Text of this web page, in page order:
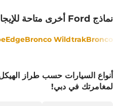
نماذج Ford أخرى متاحة للإيجار في دبي
Bronco
Bronco Wildtrak
Edge
أنواع السيارات حسب طراز
لمغامرتك في دبي!